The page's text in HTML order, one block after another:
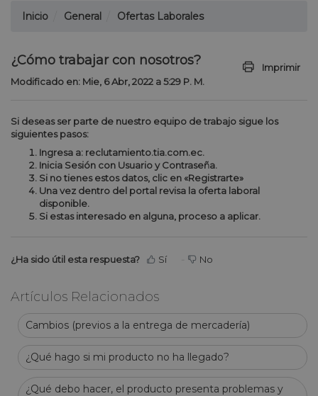
Inicio General Ofertas Laborales
¿Cómo trabajar con nosotros?
Imprimir
Modificado en: Mie, 6 Abr, 2022 a 5:29 P. M.
Si deseas ser parte de nuestro equipo de trabajo sigue los
siguientes pasos:
Ingresa a: reclutamiento.tia.com.ec.
Inicia Sesión con Usuario y Contraseña.
Si no tienes estos datos, clic en «Registrarte»
Una vez dentro del portal revisa la oferta laboral
disponible.
Si estas interesado en alguna, proceso a aplicar.
¿Ha sido útil esta respuesta? Sí No
Artículos Relacionados
Cambios (previos a la entrega de mercadería)
¿Qué hago si mi producto no ha llegado?
¿Qué debo hacer, el producto presenta problemas y